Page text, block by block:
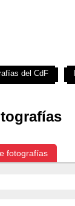
fotografías
del CdF